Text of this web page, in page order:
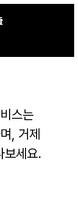
스는
, 거제
보세요.